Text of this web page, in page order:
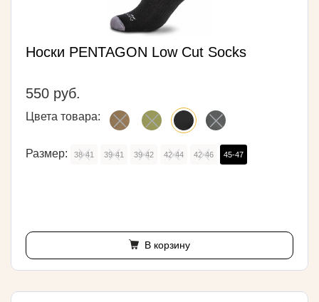
Носки PENTAGON Low Cut Socks
550 руб.
Цвета товара:
Размер: 38-41 39-41 39-42 42-44 42-46 45-47
В корзину